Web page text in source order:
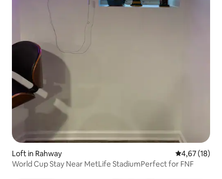
Loft in Rahway Gemiddelde
4,67 (18)
World Cup Stay Near MetLife StadiumPerfect for FNF